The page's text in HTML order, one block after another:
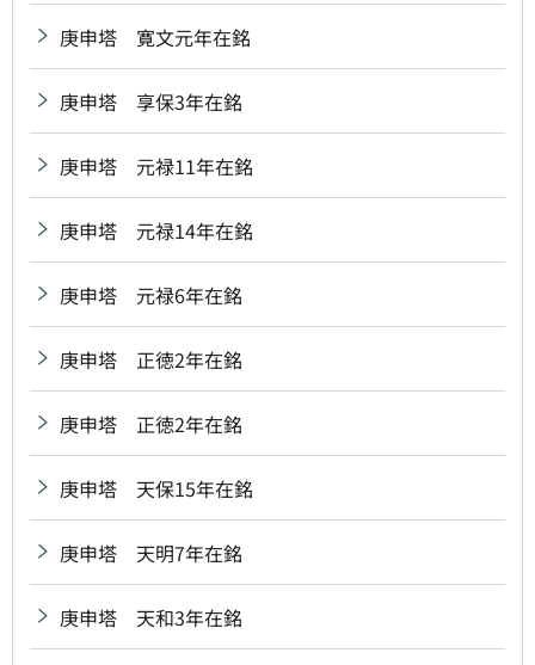
庚申塔 寛文元年在銘
庚申塔 享保3年在銘
庚申塔 元禄11年在銘
庚申塔 元禄14年在銘
庚申塔 元禄6年在銘
庚申塔 正徳2年在銘
庚申塔 正徳2年在銘
庚申塔 天保15年在銘
庚申塔 天明7年在銘
庚申塔 天和3年在銘